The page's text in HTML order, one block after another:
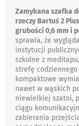
Zamykana szafka
rzeczy Bartuś 2
grubości 0,6 mm i
sprawia, że
instytucji
szkolne z
strefę
kompaktowe
nawet w wąskich
niewielkiej szatni,
ciągu
zabierania